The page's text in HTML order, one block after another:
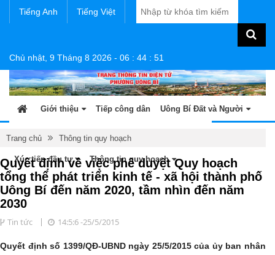
Tiếng Anh Tiếng Việt
Chủ nhật, 9 Tháng 8 2026 - 06 : 44 : 52
Giới thiệu Tiếp công dân Uông Bí Đất và Người
Tin tức - sự kiện Sản phẩm OCOP
Xúc tiến đầu tư Thông tin quy hoạch
Trang chủ Thông tin quy hoạch
Quyết định về việc phê duyệt Quy hoạch
tổng thể phát triển kinh tế - xã hội thành phố
Uông Bí đến năm 2020, tầm nhìn đến năm
2030
Tin tức 14:5:6 -25/5/2015
Quyết định số 1399/QĐ-UBND ngày 25/5/2015 của ủy ban nhân